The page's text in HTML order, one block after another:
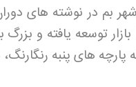
بم در نوشته های
توسعه یافته و
پارچه های پنبه